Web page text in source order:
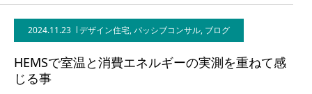
2024.11.23 デザイン住宅,パッシブコンサル, ブログ
HEMSで室温と消費エネルギーの実測を重ねて感
じる事
BLOG
CONTACT